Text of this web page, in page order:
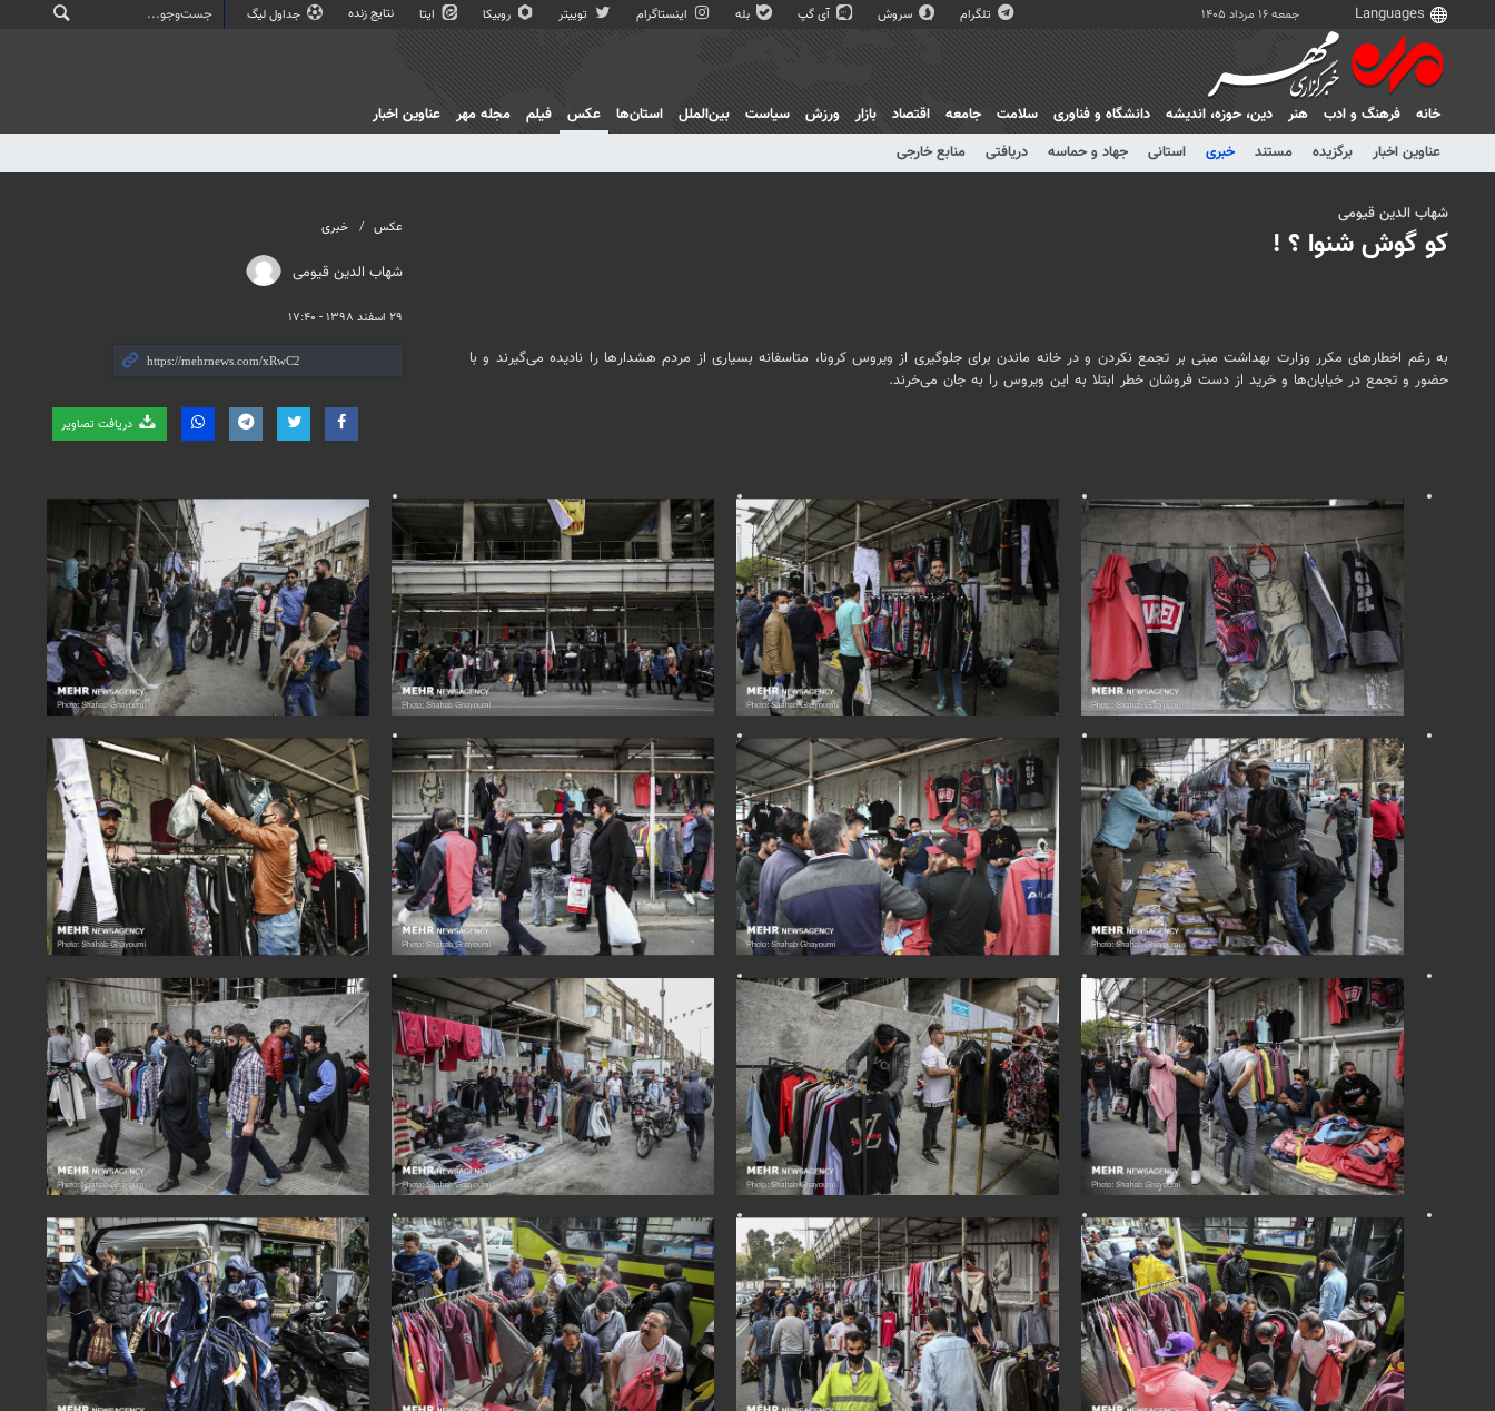
جمعه ۱۶ مرداد ۱۴۰۵ تلگرام سروش آی گپ بله اینستاگرام توییتر روبیکا ایتا نتایج زنده جداول لیگ
خانه فرهنگ و ادب هنر دين، حوزه، انديشه دانشگاه و فناوری سلامت جامعه اقتصاد بازار ورزش سیاست بین‌الملل استان‌ها
عکس
عناوین اخبار
برگزیده مستند خبری استانی جهاد و حماسه دریافتی منابع خارجی
فیلم مجله مهر عناوین اخبار
عکس خبری
شهاب الدین قیومی
۲۹ اسفند ۱۳۹۸ - ۱۷:۴۰
دریافت تصاویر
شهاب الدین قیومی
کو گوش شنوا ؟ !
به رغم اخطارهای مکرر وزارت بهداشت مبنی بر تجمعنکردن و در خانه ماندن برای جلوگیری از ویروسکرونا، متاسفانه بسیاری از مردم هشدارها را نادیده می‌گیرند و با
حضور و تجمع در خیابان‌ها و خرید از دست فروشان خطر ابتلا به این ویروس را به جان می‌خرند.